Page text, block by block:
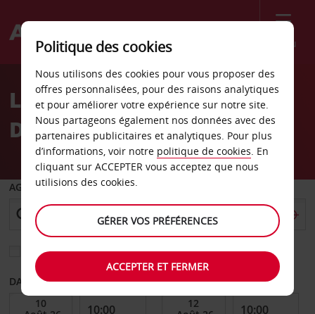
Menu
Welcome
AvisLocation de voiture
Denton
AGENCE DE DÉPART
Sélectionnez une autre agence de retour
DATE DE DÉBUT DATE DE FIN
Politique des cookies
Nous utilisons des cookies pour vous proposer des
offres personnalisées, pour des raisons analytiques
et pour améliorer votre expérience sur notre site.
Nous partageons également nos données avec des
partenaires publicitaires et analytiques. Pour plus
d’informations, voir notre politique de cookies. En
cliquant sur ACCEPTER vous acceptez que nous
utilisions des cookies.
GÉRER VOS PRÉFÉRENCES
ACCEPTER ET FERMER